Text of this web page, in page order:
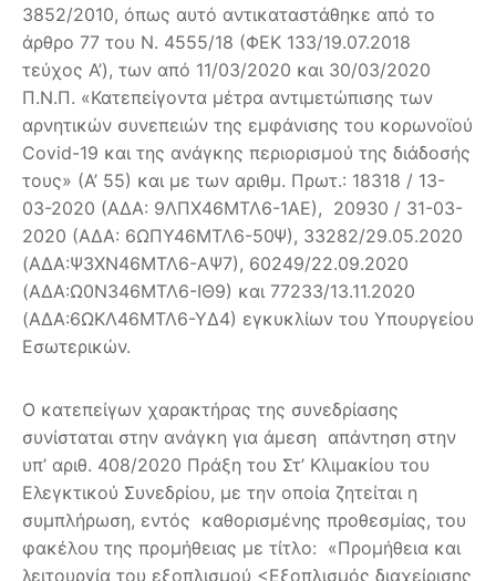
3852/2010, όπως αυτό αντικαταστάθηκε από το
άρθρο 77 του N. 4555/18 (ΦΕΚ 133/19.07.2018
τεύχος Α’), των από 11/03/2020 και 30/03/2020
Π.Ν.Π. «Κατεπείγοντα μέτρα αντιμετώπισης των
αρνητικών συνεπειών της εμφάνισης του κορωνοϊού
Covid-19 και της ανάγκης περιορισμού της διάδοσής
τους» (Α’ 55) και με των αριθμ. Πρωτ.: 18318 / 13-
03-2020 (ΑΔΑ: 9ΛΠΧ46ΜΤΛ6-1ΑΕ), 20930 / 31-03-
2020 (ΑΔΑ: 6ΩΠΥ46ΜΤΛ6-50Ψ), 33282/29.05.2020
(ΑΔΑ:Ψ3ΧΝ46ΜΤΛ6-ΑΨ7), 60249/22.09.2020
(ΑΔΑ:Ω0Ν346ΜΤΛ6-ΙΘ9) και 77233/13.11.2020
(ΑΔΑ:6ΩΚΛ46ΜΤΛ6-ΥΔ4) εγκυκλίων του Υπουργείου
Εσωτερικών.
Ο κατεπείγων χαρακτήρας της συνεδρίασης
συνίσταται στην ανάγκη για άμεση απάντηση στην
υπ’ αριθ. 408/2020 Πράξη του Στ’ Κλιμακίου του
Ελεγκτικού Συνεδρίου, με την οποία ζητείται η
συμπλήρωση, εντός καθορισμένης προθεσμίας, του
φακέλου της προμήθειας με τίτλο: «Προμήθεια και
λειτουργία του εξοπλισμού <Εξοπλισμός διαχείρισης